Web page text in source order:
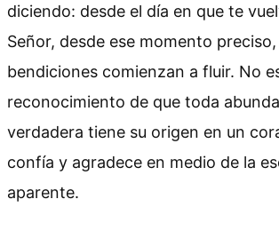
diciendo: desde el día en que te
Señor, desde ese momento preciso,
bendiciones comienzan a fluir. No
reconocimiento de que toda
verdadera tiene su origen en un
confía y agradece en medio de la
aparente.